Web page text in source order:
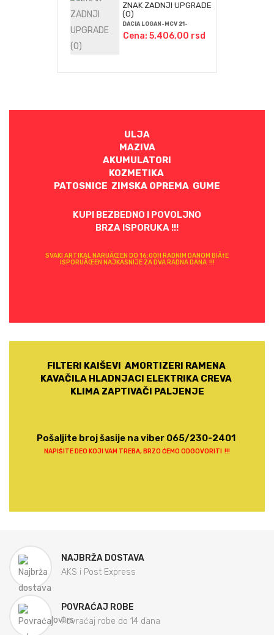
ZNAK ZADNJI UPGRADE
(O)
DACIA LOGAN-MCV 21-
Cena: 5.406,00 rsd
ULJA
MAZIVA
AKUMULATORI
KOZMETIKA
PATOSNICE ZIMSKA OPREMA GUME
KUPI BEZBEDNO I POVOLJNO
BRZA ISPORUKA !!!
SVAKI ARTIKAL NARUÄŒEN DO 16:00H RADNIM DANOM BIÄ†E
ISPORUÄŒEN NAJKASNIJE ZA DVA RADNA DANA !!!
FILTERI KAIŠEVI AMORTIZERI RAMENA
KAVAČILA HLADNJACI ELEKTRIKA CREVA
KLIMA ZAPTIVAČI PALJENJE
Pošaljite broj šasije na viber 065/230-2401
NAPIŠITE DEO KOJI VAM TREBA, BRZO ĆEMO ODGOVORITI !!!
NAJBRŽA DOSTAVA
AKS i Post Express
POVRAĆAJ ROBE
Povraćaj robe do 14 dana